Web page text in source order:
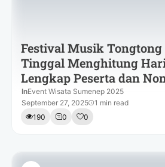
Festival Musik Tongtong
Tinggal Menghitung
Lengkap Peserta dan
InEvent Wisata Sumenep 2025
September 27, 2025
1 min read
190
0 0